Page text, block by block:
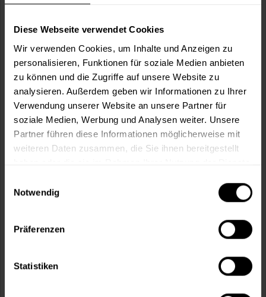
Diese Webseite verwendet Cookies
Wir verwenden Cookies, um Inhalte und Anzeigen zu
personalisieren, Funktionen für soziale Medien anbieten
zu können und die Zugriffe auf unsere Website zu
analysieren. Außerdem geben wir Informationen zu Ihrer
Verwendung unserer Website an unsere Partner für
soziale Medien, Werbung und Analysen weiter. Unsere
Partner führen diese Informationen möglicherweise mit
weiteren Daten zusammen, die Sie ihnen bereitgestellt
Notwendig
Präferenzen
Statistiken
Wie viele m² wollen Sie bearbeiten?
m²
In denWarenkorb
Fragen zum Artikel?
Sie möchten eine größere Menge kaufen